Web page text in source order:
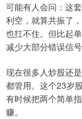
可能有人会问：这
利空，就算共振了
也扛不住。但比起
减少大部分错误信号
现在很多人炒股还
都管用。这个23岁
有时候把两个简单
赚。